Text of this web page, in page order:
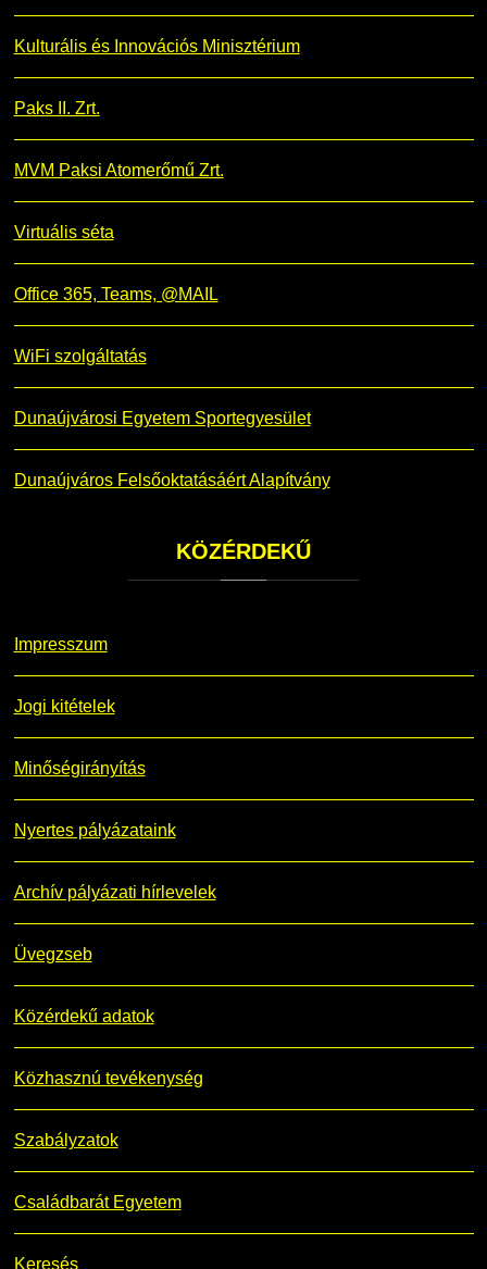
Kulturális és Innovációs Minisztérium
Paks II. Zrt.
MVM Paksi Atomerőmű Zrt.
Virtuális séta
Office 365, Teams, @MAIL
WiFi szolgáltatás
Dunaújvárosi Egyetem Sportegyesület
Dunaújváros Felsőoktatásáért Alapítvány
KÖZÉRDEKŰ
Impresszum
Jogi kitételek
Minőségirányítás
Nyertes pályázataink
Archív pályázati hírlevelek
Üvegzseb
Közérdekű adatok
Közhasznú tevékenység
Szabályzatok
Családbarát Egyetem
Keresés